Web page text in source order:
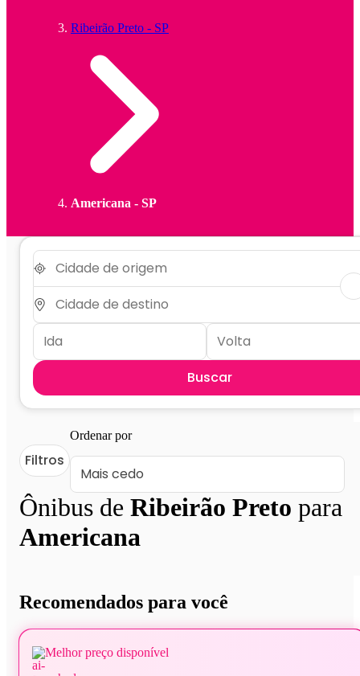
Ribeirão Preto - SP
Americana - SP
Buscar
Ônibus de Ribeirão Preto para
Americana
Filtros
Ordenar por
Recomendados para você
Melhor preço disponível